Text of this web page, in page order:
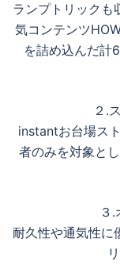
ランプトリックも
気コンテンツ
を詰め込んだ計
２.
instantお台場ス
者のみを対象と
３
耐久性や通気性に